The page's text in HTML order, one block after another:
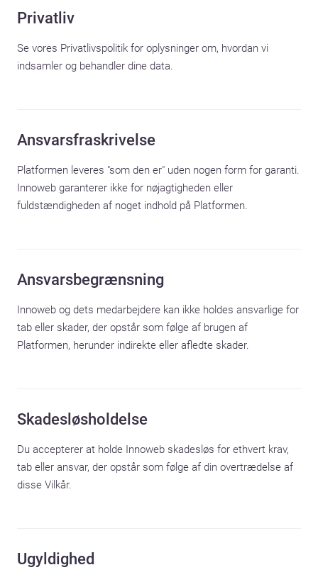
Privatliv
Se vores Privatlivspolitik for oplysninger om, hvordan vi
indsamler og behandler dine data.
Ansvarsfraskrivelse
Platformen leveres "som den er" uden nogen form for garanti.
Innoweb garanterer ikke for nøjagtigheden eller
fuldstændigheden af noget indhold på Platformen.
Ansvarsbegrænsning
Innoweb og dets medarbejdere kan ikke holdes ansvarlige for
tab eller skader, der opstår som følge af brugen af
Platformen, herunder indirekte eller afledte skader.
Skadesløsholdelse
Du accepterer at holde Innoweb skadesløs for ethvert krav,
tab eller ansvar, der opstår som følge af din overtrædelse af
disse Vilkår.
Ugyldighed